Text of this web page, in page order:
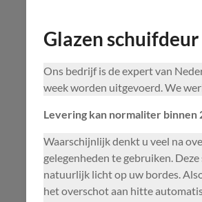
Glazen
Ons bedrijf is de expert van
week worden uitgevoerd. We
Levering kan normaliter binnen
Waarschijnlijk denkt u veel na
gelegenheden te gebruiken.
natuurlijk licht op uw bordes.
het overschot aan hitte